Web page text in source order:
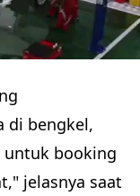
di bengkel,
untuk booking
jelasnya saat